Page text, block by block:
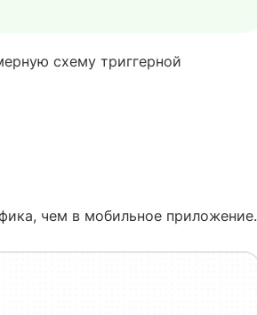
схему триггерной
чем в мобильное приложение.